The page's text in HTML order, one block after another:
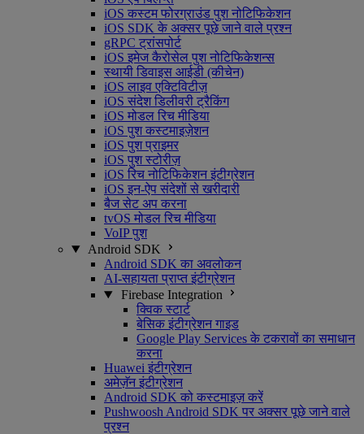
iOS कस्टम फोरग्राउंड पुश नोटिफिकेशन
iOS SDK के अक्सर पूछे जाने वाले प्रश्न
gRPC ट्रांसपोर्ट
iOS इमेज कैरोसेल पुश नोटिफिकेशन्स
स्थायी डिवाइस आईडी (कीचेन)
iOS लाइव एक्टिविटीज़
iOS संदेश डिलीवरी ट्रैकिंग
iOS मोडल रिच मीडिया
iOS पुश कस्टमाइज़ेशन
iOS पुश प्राइमर
iOS पुश स्टोरीज़
iOS रिच नोटिफिकेशन इंटीग्रेशन
iOS इन-ऐप संदेशों से खरीदारी
बैज सेट अप करना
tvOS मोडल रिच मीडिया
VoIP पुश
Android SDK
Android SDK का अवलोकन
AI-सहायता प्राप्त इंटीग्रेशन
Firebase Integration
क्विक स्टार्ट
बेसिक इंटीग्रेशन गाइड
Google Play Services के टकरावों का समाधान
करना
Huawei इंटीग्रेशन
अमेज़ॅन इंटीग्रेशन
Android SDK को कस्टमाइज़ करें
Pushwoosh Android SDK पर अक्सर पूछे जाने वाले
प्रश्न